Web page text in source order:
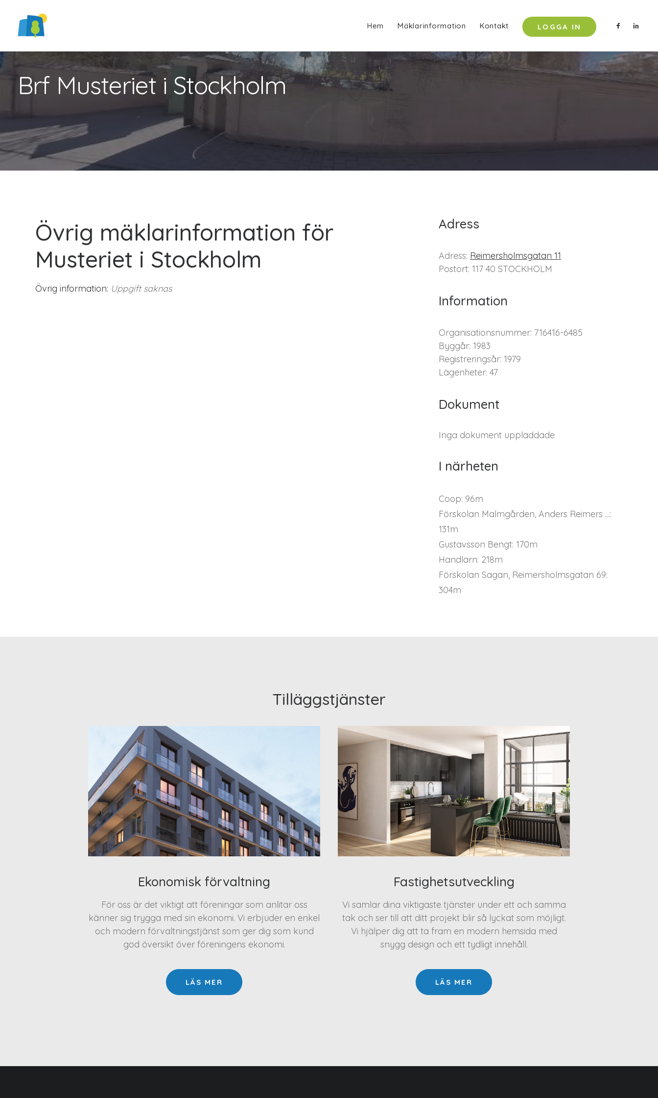
Hem Mäklarinformation Kontakt LOGGA IN
Brf Musteriet i Stockholm
Övrig mäklarinformation för
Musteriet i Stockholm
Övrig information: Uppgift saknas
Adress
Adress: Reimersholmsgatan 11
Postort: 117 40 STOCKHOLM
Information
Organisationsnummer: 716416-6485
Byggår: 1983
Registreringsår: 1979
Lägenheter: 47
Dokument
Inga dokument uppladdade
I närheten
Coop: 96m
Förskolan Malmgården, Anders Reimers ...:
131m
Gustavsson Bengt: 170m
Handlarn: 218m
Förskolan Sagan, Reimersholmsgatan 69:
304m
Tilläggstjänster
Ekonomisk förvaltning
För oss är det viktigt att föreningar som anlitar oss
känner sig trygga med sin ekonomi. Vi erbjuder en enkel
och modern förvaltningstjänst som ger dig som kund
god översikt över föreningens ekonomi.
LÄS MER
Fastighetsutveckling
Vi samlar dina viktigaste tjänster under ett och samma
tak och ser till att ditt projekt blir så lyckat som möjligt.
Vi hjälper dig att ta fram en modern hemsida med
snygg design och ett tydligt innehåll.
LÄS MER